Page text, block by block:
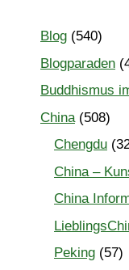
Blog (540)
Blogparaden
Buddhismus
China(508)
Chengdu
China –
China
Peking (57)